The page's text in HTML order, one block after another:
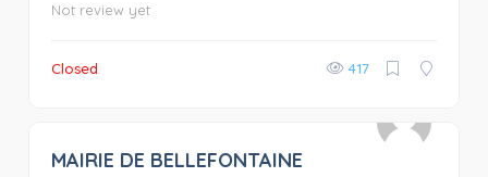
Not review yet
Closed 417
MAIRIE DE BELLEFONTAINE